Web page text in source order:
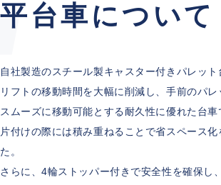
平台車について
自社製造のスチール製キャスター付きパレット
リフトの移動時間を大幅に削減し、手前のパ
スムーズに移動可能とする耐久性に優れた台車
片付けの際には積み重ねることで省スペース化
た。
さらに、4輪ストッパー付きで安全性を確保し